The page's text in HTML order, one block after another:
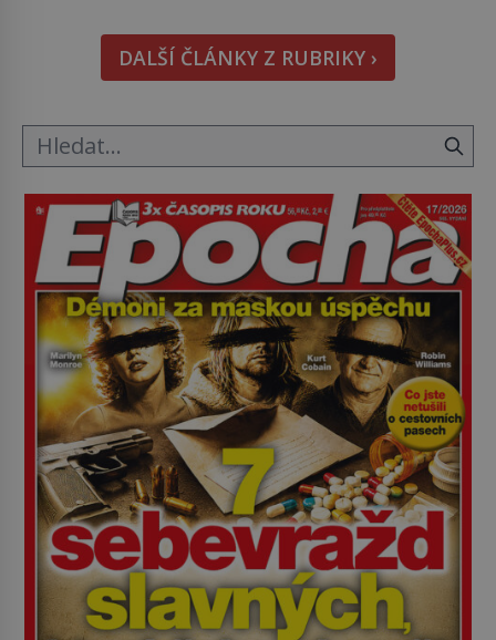
pohledu na výši vyměřené podpory
v nezaměstnanosti. Kam vás pozveme? Unikátní
hřbitov, který si vysloužil název „Veselý“, najdeme
DALŠÍ ČLÁNKY Z RUBRIKY ›